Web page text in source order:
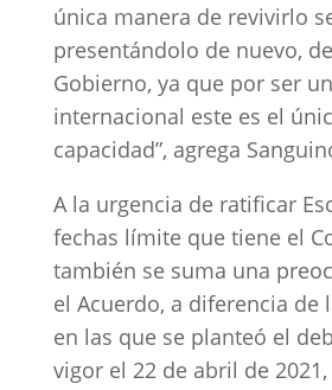
única manera de revivirlo
presentándolo de nuevo,
Gobierno, ya que por ser
internacional este es el
capacidad”, agrega
A la urgencia de ratificar
fechas límite que tiene el
también se suma una
el Acuerdo, a diferencia de
en las que se planteó el
vigor el 22 de abril de